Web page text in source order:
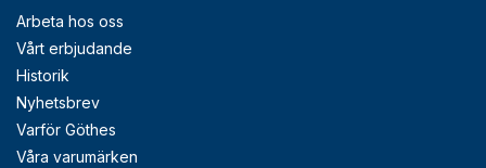
Arbeta hos oss
Vårt erbjudande
Historik
Nyhetsbrev
Varför Göthes
Våra varumärken